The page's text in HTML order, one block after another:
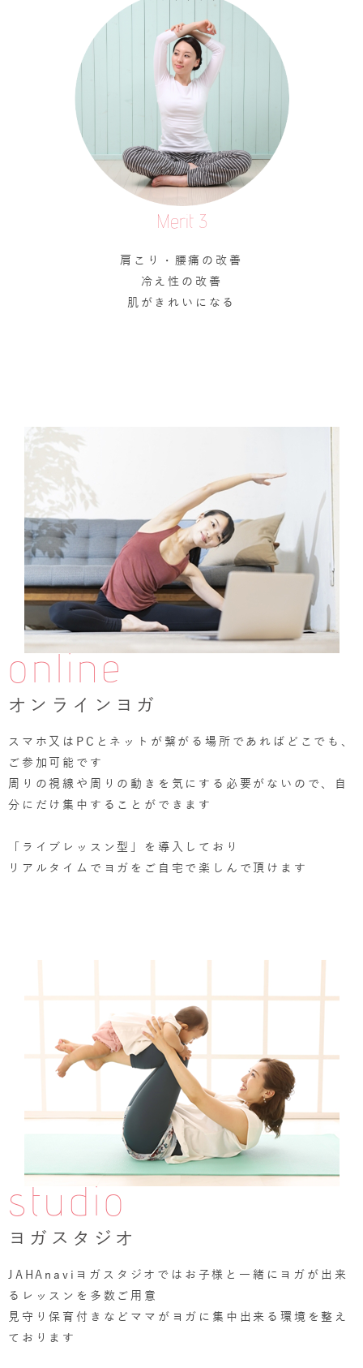
Merit 3
肩こり・腰痛の改善
冷え性の改善
肌がきれいになる
online
オンラインヨガ
スマホ又はPCとネットが繋がる場所であればどこでも、
ご参加可能です
周りの視線や周りの動きを気にする必要がないので、自
分にだけ集中することができます
「ライブレッスン型」を導入しており
リアルタイムでヨガをご自宅で楽しんで頂けます
studio
ヨガスタジオ
JAHAnaviヨガスタジオではお子様と一緒にヨガが出来
るレッスンを多数ご用意
見守り保育付きなどママがヨガに集中出来る環境を整え
ております